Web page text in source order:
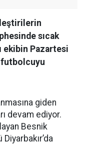
sıcak
ekibin Pazartesi
futbolcuyu
giden
devam ediyor.
Besnik